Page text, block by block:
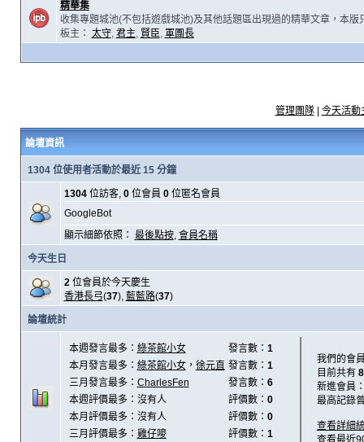
精華集
收集專題城池(不包括遊戲城池)及其他話題區出現過的精華文章，本版
板主： 太守, 君主, 賢臣, 軍團長
管理團隊| 今天活動
論壇資訊
1304 位使用者活動於最近 15 分鐘
1304位訪客, 0位會員 0位匿名會員
GoogleBot
顯示細節依照： 最後點按, 會員名稱
今天生日
2位會員於今天慶生
香港長弓(37), 藍藍路(37)
論壇統計
本週發言最多： 綠茶館小女 發言數： 1
本月發言最多： 綠茶館小女， 徐元直 發言數： 1
三月發言最多： CharlesFen 發言數： 6
本週評價最多：沒有人
評價數： 0
本月評價最多：沒有人
評價數： 0
三月評價最多： 雞仔嘜 評價數： 1
我們的會
目前共有
新進會員
最高記錄
查看詳細
查看最近